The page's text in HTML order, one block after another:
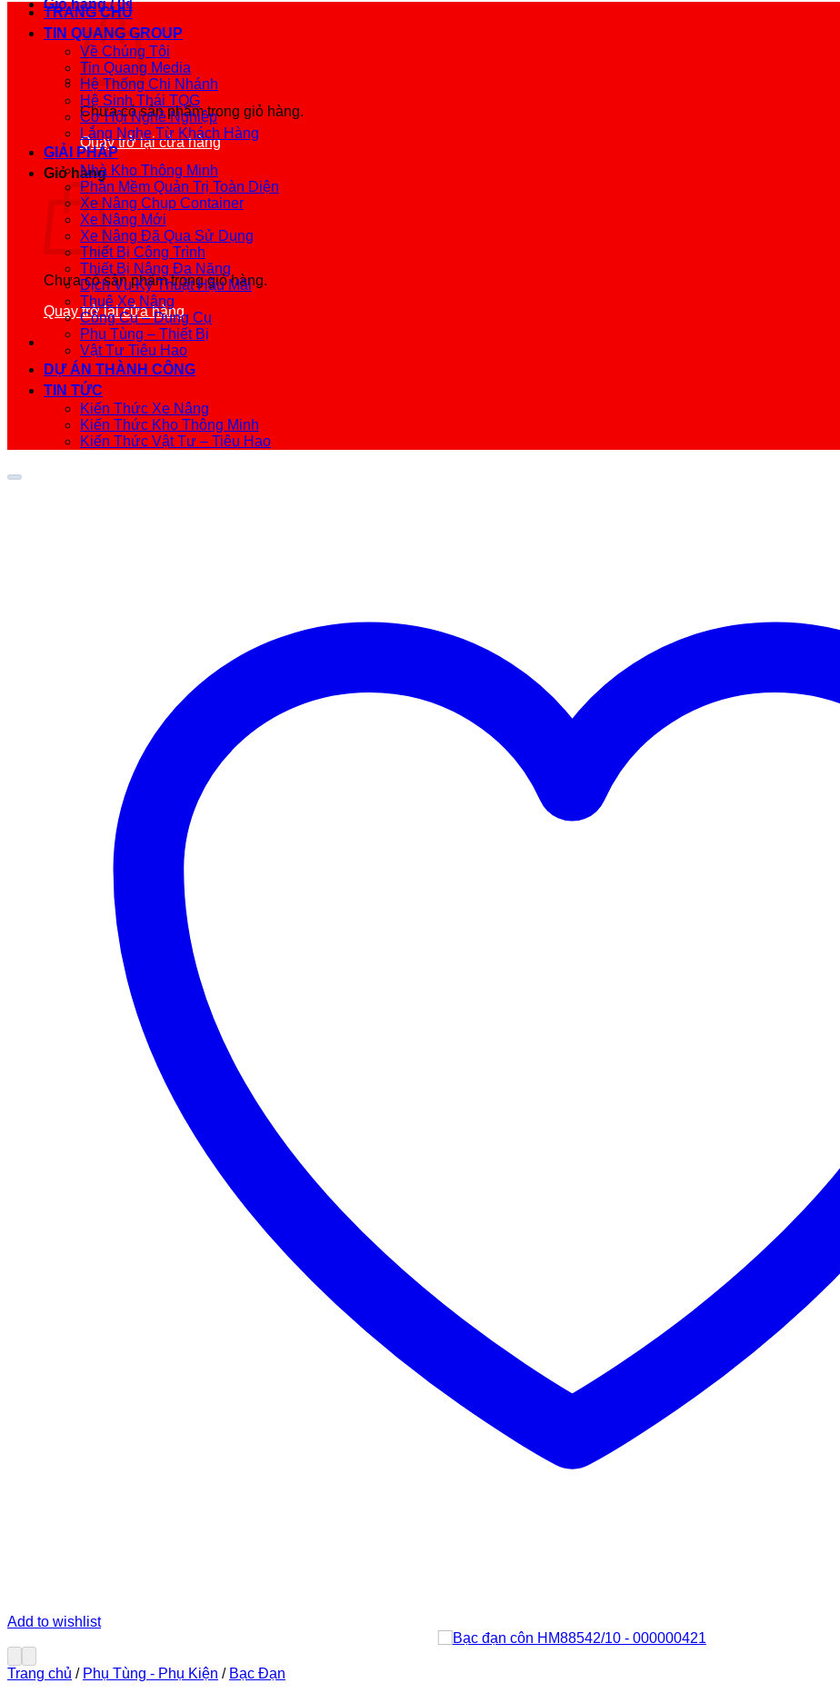
Giỏ hàng /0₫
Chưa có sản phẩm trong giỏ hàng.
Quay trở lại cửa hàng
Giỏ hàng
Chưa có sản phẩm trong giỏ hàng.
Quay trở lại cửa hàng
TRANG CHỦ
TIN QUANG GROUP
Về Chúng Tôi
Tin Quang Media
Hệ Thống Chi Nhánh
Hệ Sinh Thái TQG
Cơ Hội Nghề Nghiệp
Lắng Nghe Từ Khách Hàng
GIẢI PHÁP
Nhà Kho Thông Minh
Phần Mềm Quản Trị Toàn Diện
Xe Nâng Chụp Container
Xe Nâng Mới
Xe Nâng Đã Qua Sử Dụng
Thiết Bị Công Trình
Thiết Bị Nâng Đa Năng
Dịch Vụ Kỹ Thuật Hậu Mãi
Thuê Xe Nâng
Công Cụ – Dụng Cụ
Phụ Tùng – Thiết Bị
Vật Tư Tiêu Hao
DỰ ÁN THÀNH CÔNG
TIN TỨC
Kiến Thức Xe Nâng
Kiến Thức Kho Thông Minh
Kiến Thức Vật Tư – Tiêu Hao
Add to wishlist
Trang chủ / Phụ Tùng - Phụ Kiện / Bạc Đạn